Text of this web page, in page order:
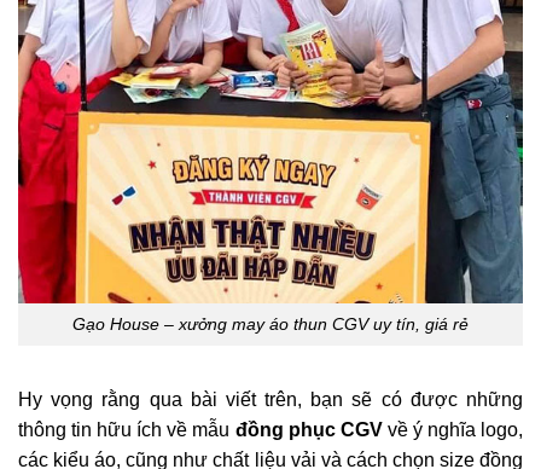
Gạo House – xưởng may áo thun CGV uy tín, giá rẻ
Hy vọng rằng qua bài viết trên, bạn sẽ có được những
thông tin hữu ích về mẫu đồng phục CGVvề ý nghĩa logo,
các kiểu áo, cũng như chất liệu vải và cách chọn size đồng